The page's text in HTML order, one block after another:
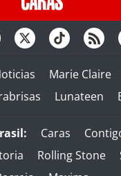
Marie Claire
Lunateen
Caras
Rolling Stone